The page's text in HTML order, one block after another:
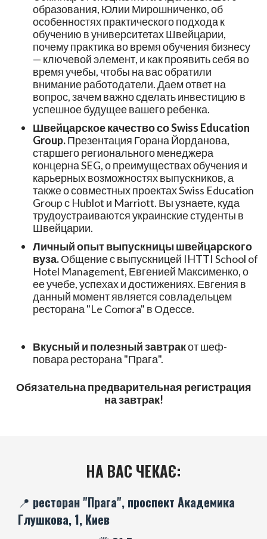
образования, Юлии Мирошниченко, об
особенностях практического подхода к
обучению в университетах Швейцарии,
почему практика во время обучения бизнесу
— ключевой элемент, и как проявить себя во
время учебы, чтобы на вас обратили
внимание работодатели. Даем ответ на
вопрос, зачем важно сделать инвестицию в
успешное будущее вашего ребенка.
Швейцарское качество со Swiss Education
Group.Презентация Горана Йорданова,
старшего регионального менеджера
концерна SEG, о преимуществах обучения и
карьерных возможностях выпускников, а
также о совместных проектах Swiss Education
Group с Hublot и Marriott. Вы узнаете, куда
трудоустраиваются украинские студенты в
Швейцарии.
Личный опыт выпускницы швейцарского
вуза.Общение с выпускницей IHTTI School of
Hotel Management, Евгенией Максименко, о
ее учебе, успехах и достижениях. Евгения в
данный момент является совладельцем
ресторана "Le Comora" в Одессе.
Вкусный и полезный завтракот шеф-
повара ресторана "Прага".
Обязательна предварительная регистрация
на завтрак!
НА ВАС ЧЕКАЄ:
📍 ресторан "Прага", проспект Академика
Глушкова, 1, Киев